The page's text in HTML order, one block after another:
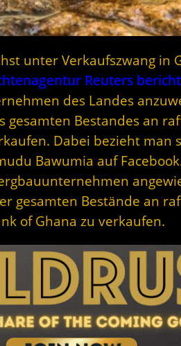
unter Verkaufszwang in
Reuters
des Landes
gesamten Bestandes an
Dabei bezieht man
Bawumia auf
gesamten Bestände an
of Ghana zu verkaufen.